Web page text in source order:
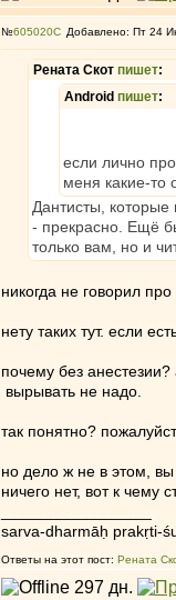
№605020 Добавлено: Пт 24
Рената Скот пишет:
Android пишет:
если лично
меня какие-то
Дантисты, которые
- прекрасно. Ещё
только вам, но и
никогда не говорил
нету таких тут. если
почему без
вырывать не надо.
так понятно?
но дело ж не в этом, вы
ничего нет, вот к чему
sarva-dharmāḥ prakṛti-
Ответы на этот пост: Рената